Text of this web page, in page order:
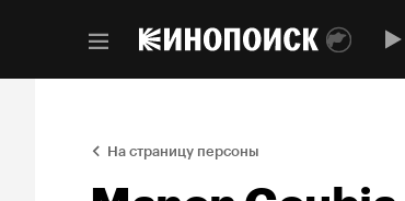
На страницу персоны